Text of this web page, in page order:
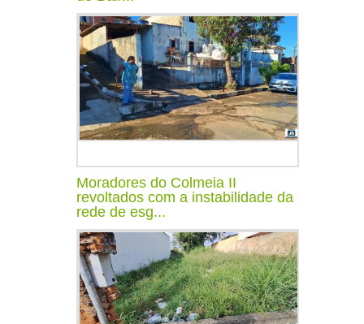
Moradores do Colmeia II
revoltados com a instabilidade da
rede de esg...